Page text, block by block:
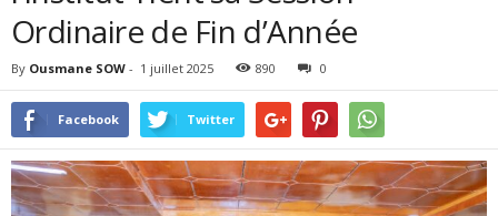
Ordinaire de Fin d’Année
By Ousmane SOW - 1 juillet 2025 890 0
Facebook Twitter